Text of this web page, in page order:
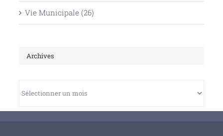
Vie Municipale (26)
Archives